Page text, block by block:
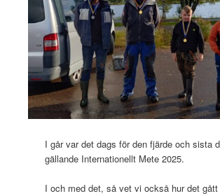
I går var det dags för den fjärde och sista
gällande Internationellt Mete 2025.
I och med det, så vet vi också hur det